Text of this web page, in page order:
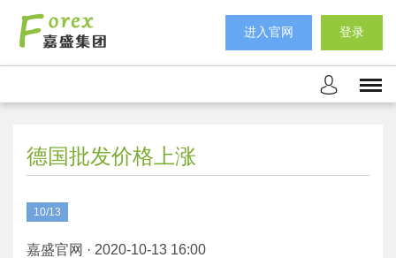
进入官网 登录
德国批发价格上涨
10/13
嘉盛官网 · 2020-10-13 16:00